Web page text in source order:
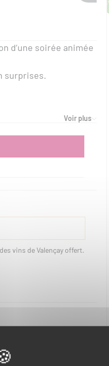
d’une soirée animée
surprises.
Voir plus
vins de Valençay offert.